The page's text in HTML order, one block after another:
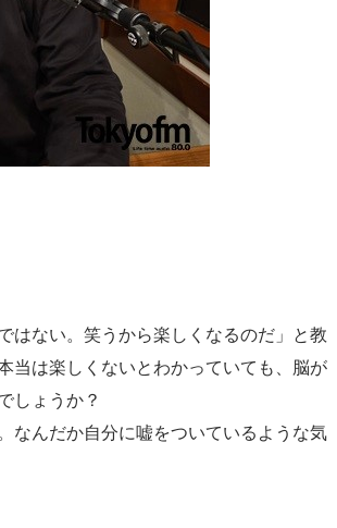
はない。笑うから楽しくなるのだ」と教
当は楽しくないとわかっていても、脳が
しょうか？
なんだか自分に嘘をついているような気